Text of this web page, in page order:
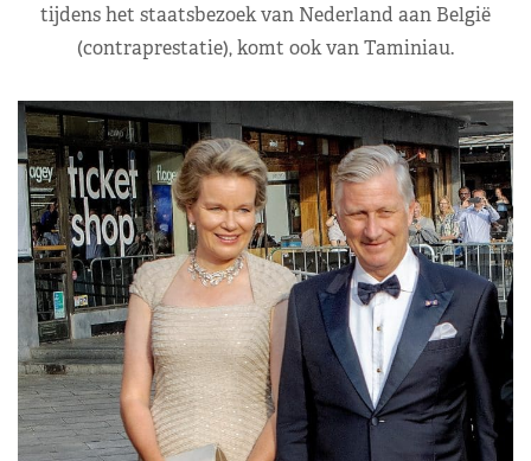
tijdens het staatsbezoek van Nederland aan België
(contraprestatie), komt ook van Taminiau.